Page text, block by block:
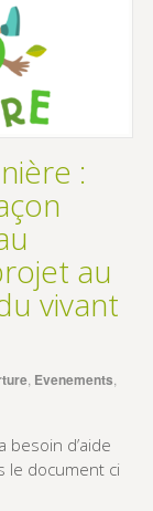
:
au
vivant
, Evenements
besoin d’aide
le document ci